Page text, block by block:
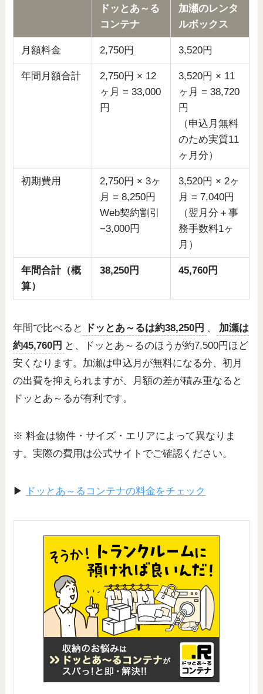
ドッとあ～る
コンテナ
加瀬のレンタ
ルボックス
月額料金 2,750円 3,520円
年間月額合計
2,750円 × 12
ヶ月 = 33,000
円
3,520円 × 11
ヶ月 = 38,720
円
（申込月無料
のため実質11
ヶ月分）
初期費用
2,750円 × 3ヶ
月 = 8,250円
Web契約割引
−3,000円
3,520円 × 2ヶ
月 = 7,040円
（翌月分＋事
務手数料1ヶ
月）
年間合計（概
算）
38,250円 45,760円
年間で比べると ドッとあ～るは約38,250円 、
加瀬は
約45,760円 と、ドッとあ～るのほうが約7,500円ほど
安くなります。加瀬は申込月が無料になる分、初月
の出費を抑えられますが、月額の差が積み重なると
ドッとあ～るが有利です。
※ 料金は物件・サイズ・エリアによって異なりま
す。実際の費用は公式サイトでご確認ください。
▶ ドッとあ～るコンテナの料金をチェック